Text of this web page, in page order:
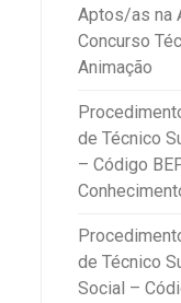
Aptos/as na
Concurso
Animação
de Técnico
– Código
de Técnico
Social –